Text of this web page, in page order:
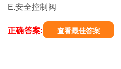
E.安全控制阀
正确答案: 查看最佳答案